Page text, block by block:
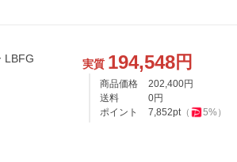
LBFG
実質 194,548円
商品価格 202,400円
送料
0円
ポイント
7,852pt（ 5%）